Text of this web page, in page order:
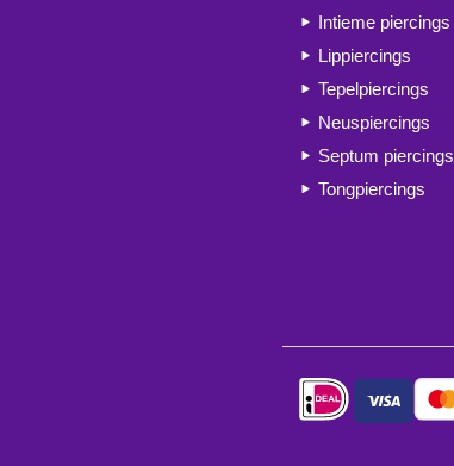
Intieme piercings
Lippiercings
Tepelpiercings
Neuspiercings
Septum piercings
Tongpiercings